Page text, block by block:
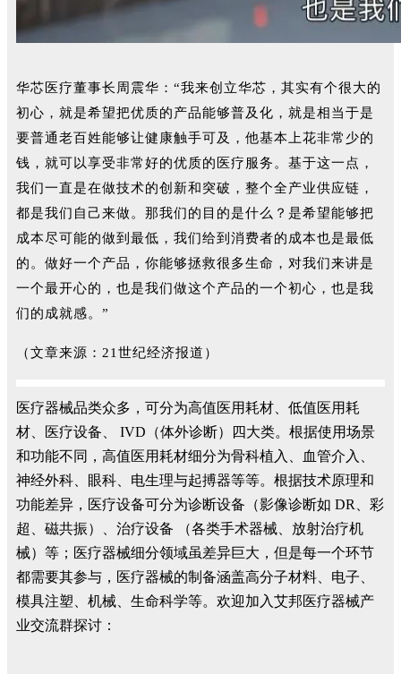
华芯医疗董事长周震华：“我来创立华芯，其实有个很大的
初心，就是希望把优质的产品能够普及化，就是相当于是
要普通老百姓能够让健康触手可及，他基本上花非常少的
钱，就可以享受非常好的优质的医疗服务。基于这一点，
我们一直是在做技术的创新和突破，整个全产业供应链，
都是我们自己来做。那我们的目的是什么？是希望能够把
成本尽可能的做到最低，我们给到消费者的成本也是最低
的。做好一个产品，你能够拯救很多生命，对我们来讲是
一个最开心的，也是我们做这个产品的一个初心，也是我
们的成就感。”
（文章来源：21世纪经济报道）
医疗器械品类众多，可分为高值医用耗材、低值医用耗
材、医疗设备、 IVD（体外诊断）四大类。根据使用场景
和功能不同，高值医用耗材细分为骨科植入、血管介入、
神经外科、眼科、电生理与起搏器等等。根据技术原理和
功能差异，医疗设备可分为诊断设备（影像诊断如 DR、彩
超、磁共振）、治疗设备 （各类手术器械、放射治疗机
械）等；医疗器械细分领域虽差异巨大，但是每一个环节
都需要其参与，医疗器械的制备涵盖高分子材料、电子、
模具注塑、机械、生命科学等。欢迎加入艾邦医疗器械产
业交流群探讨：